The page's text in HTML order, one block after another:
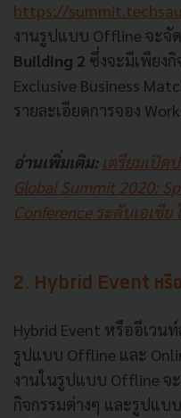
https://
งานรูปแบบ Offline จะจั
Building 2 ซึ่งจะมีเพียง
Exclusive Business
รายละเอียดการจอง
อ่านเพิ่มเติม: เตรียมเปิด
Global Summit 2020:
Conference ระดับเอเชี
2. Hybrid Event หรือ
Hybrid Event หรืออีเวน
รูปแบบ Offline และ
งานในรูปแบบ Offline จ
กิจกรรมต่างๆ และรูปแบ